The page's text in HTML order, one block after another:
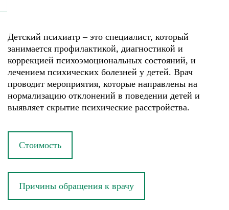
Детский психиатр – это специалист, который
занимается профилактикой, диагностикой и
коррекцией психоэмоциональных состояний, и
лечением психических болезней у детей. Врач
проводит мероприятия, которые направлены на
нормализацию отклонений в поведении детей и
выявляет скрытие психические расстройства.
Стоимость
Причины обращения к врачу